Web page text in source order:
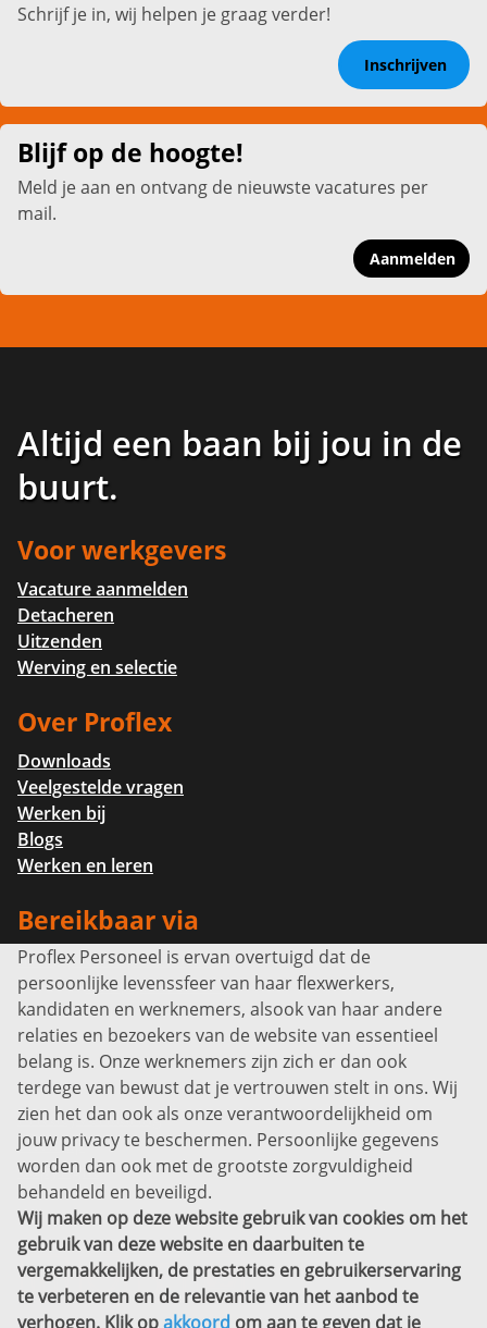
Schrijf je in, wij helpen je graag verder!
Inschrijven
Blijf op de hoogte!
Meld je aan en ontvang de nieuwste vacatures per
mail.
Aanmelden
Altijd een baan bij jou in de
buurt.
Voor werkgevers
Vacature aanmelden
Detacheren
Uitzenden
Werving en selectie
Over Proflex
Downloads
Veelgestelde vragen
Werken bij
Blogs
Werken en leren
Bereikbaar via
Info@proflexpersoneel.nl
Bel ons:+31 (0)85 0450040
Prins Willem-Alexanderlaan 301
7311 SW Apeldoorn
Disclaimer
Privacyverklaring
Sitemap
Copyright
Bekijk ook eens
Proflex Personeel is ervan overtuigd dat de
persoonlijke levenssfeer van haar flexwerkers,
kandidaten en werknemers, alsook van haar andere
relaties en bezoekers van de website van essentieel
belang is. Onze werknemers zijn zich er dan ook
terdege van bewust dat je vertrouwen stelt in ons. Wij
zien het dan ook als onze verantwoordelijkheid om
jouw privacy te beschermen. Persoonlijke gegevens
worden dan ook met de grootste zorgvuldigheid
behandeld en beveiligd.
Wij maken op deze website gebruik van cookies om het
gebruik van deze website en daarbuiten te
vergemakkelijken, de prestaties en gebruikerservaring
te verbeteren en de relevantie van het aanbod te
verhogen. Klik opakkoord om aan te geven dat je